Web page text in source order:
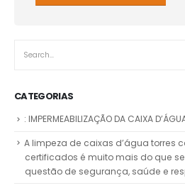
CATEGORIAS
: IMPERMEABILIZAÇÃO DA CAIXA
A limpeza de caixas d’água torres
certificados é muito mais do que
questão de segurança, saúde e